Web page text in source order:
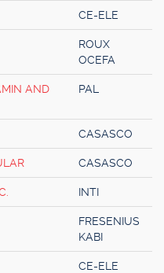
CE-ELE
ROUX
OCEFA
AND
PAL
CASASCO
CASASCO
INTI
FRESENIUS
KABI
CE-ELE